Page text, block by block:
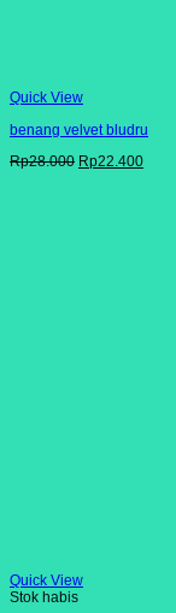
Quick View
benang velvet bludru
Rp28.000 Harga
Rp22.400Harga
Quick View
Stok habis